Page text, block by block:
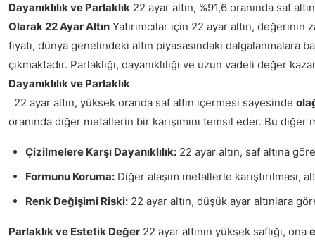
Dayanıklılık ve Parlaklık 22 ayar altın, %91,6 oranında saf
Olarak 22 Ayar Altın Yatırımcılar için 22 ayar altın,
fiyatı, dünya genelindeki altın piyasasındaki dalgalanmalara
çıkmaktadır. Parlaklığı, dayanıklılığı ve uzun vadeli değer
Dayanıklılık ve Parlaklık
22 ayar altın, yüksek oranda saf altın içermesi sayesinde
oranında diğer metallerin bir karışımını temsil eder. Bu
Çizilmelere Karşı Dayanıklılık: 22 ayar altın, saf altına
Formunu Koruma: Diğer alaşım metallerle
Renk Değişimi Riski: 22 ayar altın, düşük ayar altınlara
Parlaklık ve Estetik Değer 22 ayar altının yüksek saflığı, ona